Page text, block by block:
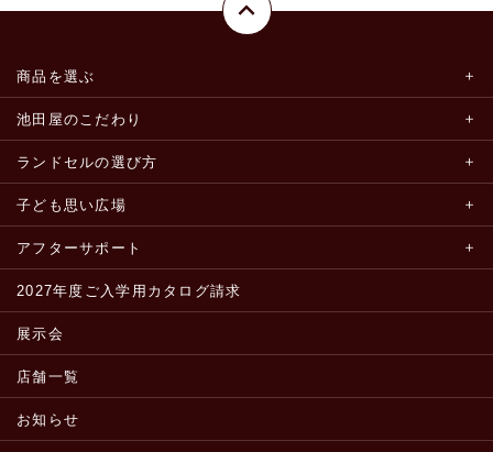
商品を選ぶ
池田屋のこだわり
ランドセルの選び方
子ども思い広場
アフターサポート
2027年度ご入学用カタログ請求
展示会
店舗一覧
お知らせ